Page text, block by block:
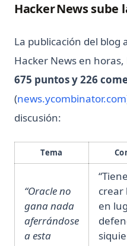
Hacker News
La publicación del blog
Hacker News en
675 puntos y 226
(news.ycombinator.com
discusión:
Tema
“Oracle no
gana nada
aferrándose
a esta
crear
en